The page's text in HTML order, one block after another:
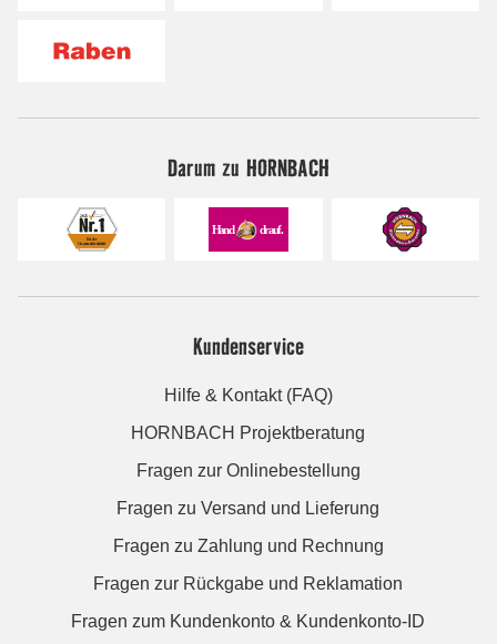
Darum zu HORNBACH
Kundenservice
Hilfe & Kontakt (FAQ)
HORNBACH Projektberatung
Fragen zur Onlinebestellung
Fragen zu Versand und Lieferung
Fragen zu Zahlung und Rechnung
Fragen zur Rückgabe und Reklamation
Fragen zum Kundenkonto & Kundenkonto-ID